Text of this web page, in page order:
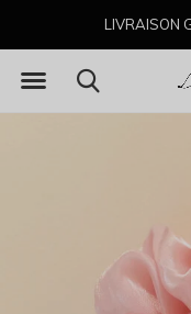
LIVRAISON